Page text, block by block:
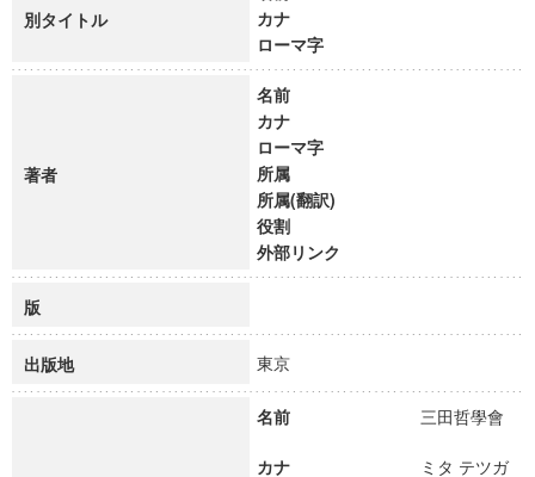
別タイトル
カナ
ローマ字
著者
名前
カナ
ローマ字
所属
所属(翻訳)
役割
外部リンク
版
出版地 東京
名前 三田哲學會
カナ ミタ テツガ